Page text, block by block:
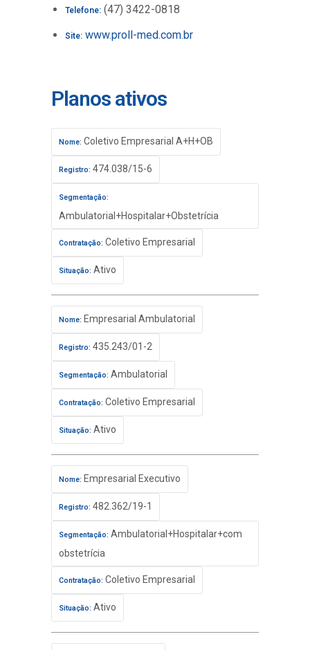
Telefone: (47) 3422-0818
Site: www.proll-med.com.br
Planos ativos
Nome: Coletivo Empresarial A+H+OB
Registro: 474.038/15-6
Segmentação:
Ambulatorial+Hospitalar+Obstetrícia
Contratação: Coletivo Empresarial
Situação: Ativo
Nome: Empresarial Ambulatorial
Registro: 435.243/01-2
Segmentação: Ambulatorial
Contratação: Coletivo Empresarial
Situação: Ativo
Nome: Empresarial Executivo
Registro: 482.362/19-1
Segmentação: Ambulatorial+Hospitalar+com
obstetrícia
Contratação: Coletivo Empresarial
Situação: Ativo